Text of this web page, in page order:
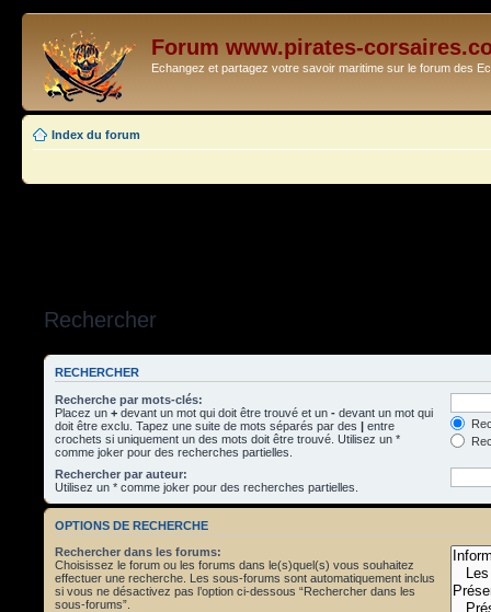
Forum www.pirates-
Echangez et partagez votre savoir maritime sur le forum des
Index du forum
Rechercher
RECHERCHER
Recherche par mots-clés:
Placez un + devant un mot qui doit être trouvé et un - devant un mot qui
doit être exclu. Tapez une suite de mots séparés par des | entre
crochets si uniquement un des mots doit être trouvé. Utilisez un *
comme joker pour des recherches partielles.
Rechercher par auteur:
Utilisez un * comme joker pour des recherches partielles.
OPTIONS DE RECHERCHE
Rechercher dans les forums:
Choisissez le forum ou les forums dans le(s)quel(s) vous souhaitez
effectuer une recherche. Les sous-forums sont automatiquement inclus
si vous ne désactivez pas l’option ci-dessous “Rechercher dans les
sous-forums”.